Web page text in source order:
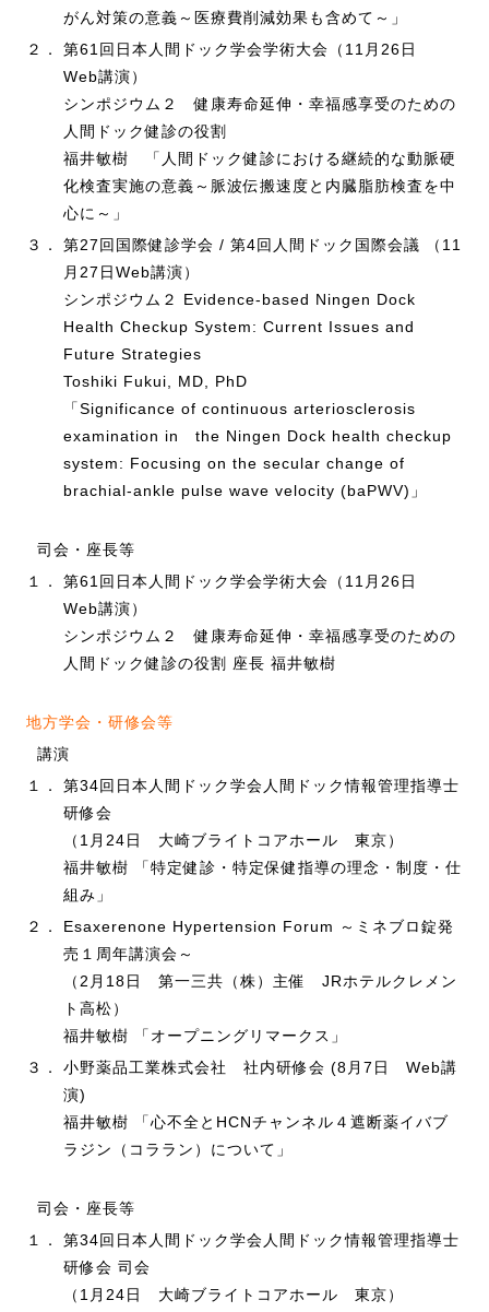
がん対策の意義～医療費削減効果も含めて～」
２．
第61回日本人間ドック学会学術大会（11月26日
Web講演）
シンポジウム２ 健康寿命延伸・幸福感享受のための
人間ドック健診の役割
福井敏樹 「人間ドック健診における継続的な動脈硬
化検査実施の意義～脈波伝搬速度と内臓脂肪検査を中
心に～」
３．
第27回国際健診学会 / 第4回人間ドック国際会議 （11
月27日Web講演）
シンポジウム２ Evidence-based Ningen Dock
Health Checkup System: Current Issues and
Future Strategies
Toshiki Fukui, MD, PhD
「Significance of continuous arteriosclerosis
examination in the Ningen Dock health checkup
system: Focusing on the secular change of
brachial-ankle pulse wave velocity (baPWV)」
司会・座長等
１．
第61回日本人間ドック学会学術大会（11月26日
Web講演）
シンポジウム２ 健康寿命延伸・幸福感享受のための
人間ドック健診の役割 座長 福井敏樹
地方学会・研修会等
講演
１．
第34回日本人間ドック学会人間ドック情報管理指導士
研修会
（1月24日 大崎ブライトコアホール 東京）
福井敏樹 「特定健診・特定保健指導の理念・制度・仕
組み」
２．
Esaxerenone Hypertension Forum ～ミネブロ錠発
売１周年講演会～
（2月18日 第一三共（株）主催 JRホテルクレメン
ト高松）
福井敏樹 「オープニングリマークス」
３．
小野薬品工業株式会社 社内研修会 (8月7日 Web講
演)
福井敏樹 「心不全とHCNチャンネル４遮断薬イバブ
ラジン（コララン）について」
司会・座長等
１．
第34回日本人間ドック学会人間ドック情報管理指導士
研修会 司会
（1月24日 大崎ブライトコアホール 東京）